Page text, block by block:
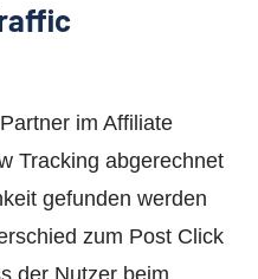
im Affiliate
Tracking abgerechnet
gefunden werden
zum Post Click
der Nutzer beim